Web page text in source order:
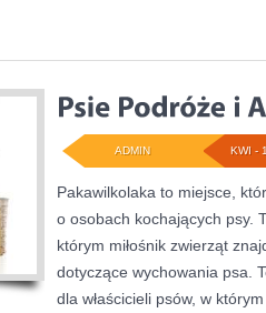
KWI -
ADMIN
Pakawilkolaka to miejsce,
o osobach kochających psy.
którym miłośnik zwierząt
dotyczące wychowania psa.
dla właścicieli psów, w